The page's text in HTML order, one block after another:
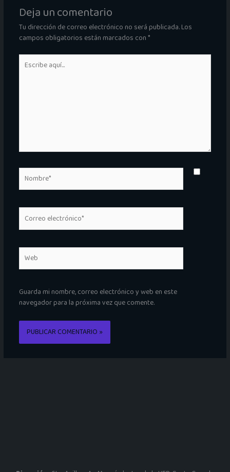
Deja un comentario
Tu dirección de correo electrónico no será publicada.Los
campos obligatorios están marcados con*
aquí...
electrónico*
Guarda mi nombre, correo electrónico y web en este
navegador para la próxima vez que comente.